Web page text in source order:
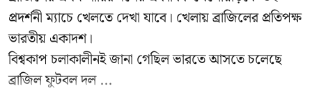
প্রদর্শনী ম্যাচে খেলতে দেখা যাবে। খেলায় ব্রাজিলের প্রতিপক্ষ
ভারতীয় একাদশ।
বিশ্বকাপ চলাকালীনই জানা গেছিল ভারতে আসতে চলেছে
ব্রাজিল ফুটবল দল ...